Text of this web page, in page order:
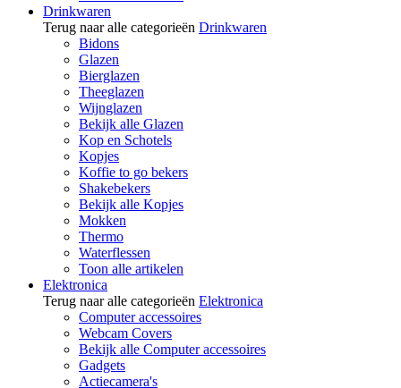
Drinkwaren
Terug naar alle categorieën Drinkwaren
Bidons
Glazen
Bierglazen
Theeglazen
Wijnglazen
Bekijk alle Glazen
Kop en Schotels
Kopjes
Koffie to go bekers
Shakebekers
Bekijk alle Kopjes
Mokken
Thermo
Waterflessen
Toon alle artikelen
Elektronica
Terug naar alle categorieën Elektronica
Computer accessoires
Webcam Covers
Bekijk alle Computer accessoires
Gadgets
Actiecamera's